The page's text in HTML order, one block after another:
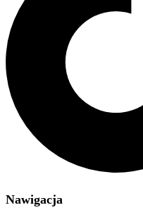
Nawigacja